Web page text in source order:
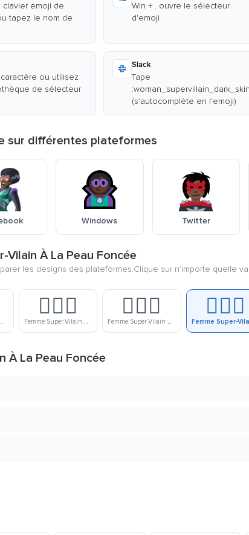
clavier emoji de
tapez le nom de
Win + . ouvre le sélecteur
d'emoji
ou utilisez
de sélecteur
Slack
Tape
(s'autocomplète en l'emoji)
sur différentes plateformes
Windows Twitter
À La Peau Foncée
les designs des plateformes.Clique sur n'importe quelle
Femme Super-Vilain À La Peau Lègerement Claire
🦹🏽‍♀️
Femme Super-Vilain À La Peau Moyenne
🦹🏾‍♀️
Femme Super-Vilain À La Peau Lègerement Foncée
🦹🏿‍♀️
À La Peau Foncée